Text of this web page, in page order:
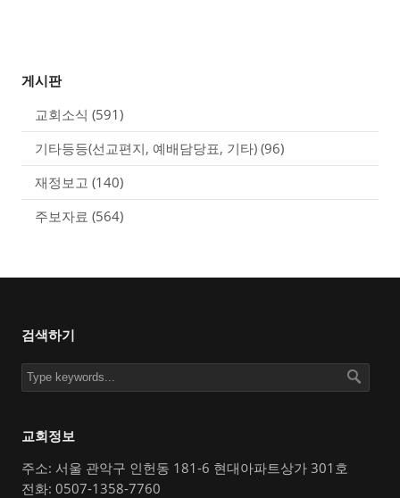
게시판
교회소식 (591)
기타등등(선교편지, 예배담당표, 기타) (96)
재정보고 (140)
주보자료 (564)
검색하기
교회정보
주소: 서울 관악구 인헌동 181-6 현대아파트상가 301호
전화: 0507-1358-7760